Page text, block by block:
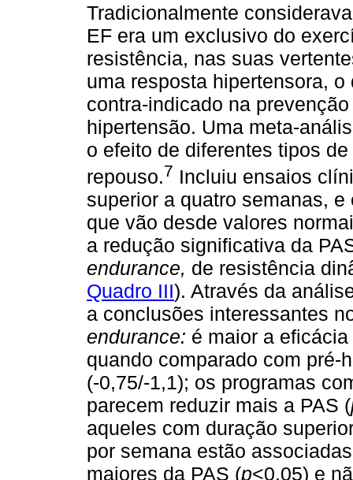
Tradicionalmente
EF era um exclusivo do
resistência, nas suas
uma resposta hipertensora,
contra-indicado na
hipertensão. Uma meta-
o efeito de diferentes tipos
repouso.7 Incluiu ensaios
superior a quatro semanas,
que vão desde valores
a redução significativa da
endurance, de resistência
Quadro III). Através da
a conclusões interessantes
endurance: é maior a
quando comparado com pré-
(-0,75/-1,1); os programas
parecem reduzir mais a PAS (
aqueles com duração
por semana estão
maiores da PAS (p<0,05) e